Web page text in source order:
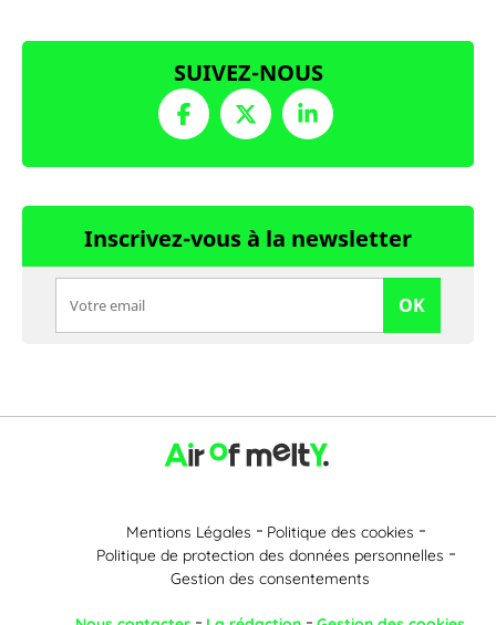
SUIVEZ-NOUS
Inscrivez-vous à la newsletter
OK
Mentions Légales
Politique des cookies
Politique de protection des données personnelles
Gestion des consentements